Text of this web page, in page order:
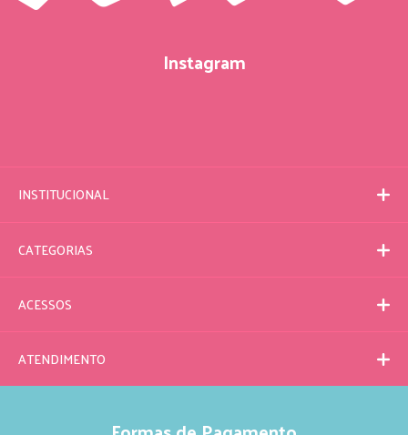
Instagram
INSTITUCIONAL
CATEGORIAS
ACESSOS
ATENDIMENTO